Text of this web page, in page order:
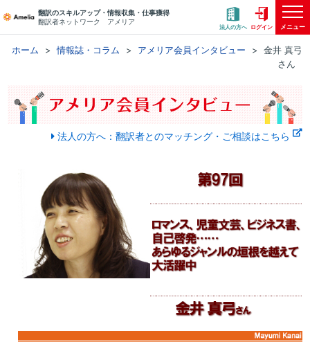
翻訳のスキルアップ・情報収集・仕事獲得
翻訳者ネットワーク アメリア
法人の方へ ログイン メニュー
ホーム 情報誌・コラム アメリア会員インタビュー
金井 真弓
さん
法人の方へ：翻訳者とのマッチング・ご相談はこちら